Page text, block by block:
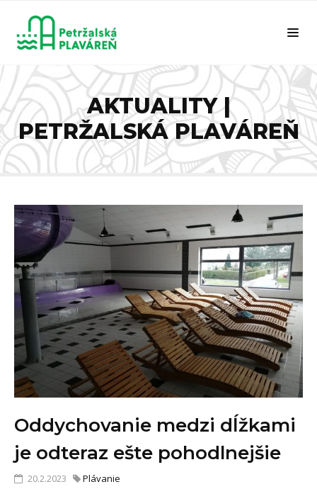
AKTUALITY |
PETRŽALSKÁ PLAVÁREŇ
Oddychovanie medzi dĺžkami
je odteraz ešte pohodlnejšie
20.2.2023 Plávanie